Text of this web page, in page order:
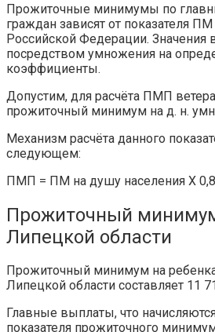
Прожиточные минимумы по
граждан зависят от показателя
Российской Федерации. Значения
посредством умножения на
коэффициенты.
Допустим, для расчёта ПМП
прожиточный минимум на д. н.
Механизм расчёта данного
следующем:
ПМП = ПМ на душу населения X
Прожиточный
Липецкой области
Прожиточный минимум на
Липецкой области составляет 11
Главные выплаты, что
показателя прожиточного